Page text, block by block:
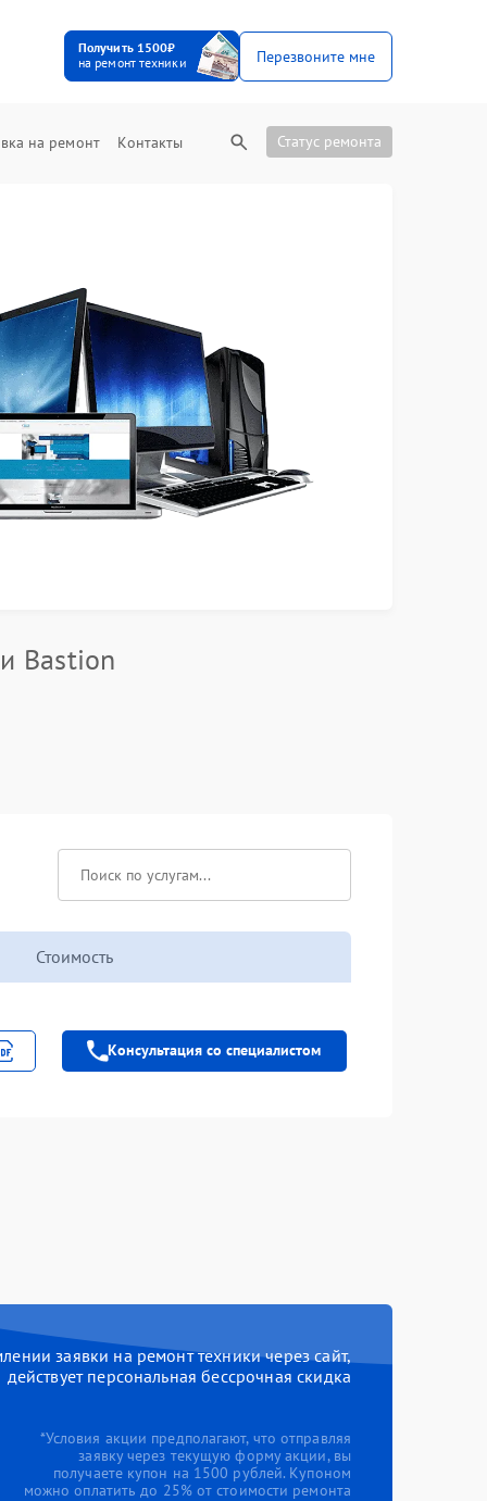
Получить 1500₽
на ремонт техники
Перезвоните мне
на ремонт Контакты Статус ремонта
Bastion
Стоимость
Консультация со специалистом
заявки на ремонт техники через сайт,
действует персональная бессрочная скидка
*Условия акции предполагают, что отправляя
заявку через текущую форму акции, вы
получаете купон на 1500 рублей. Купоном
можно оплатить до 25% от стоимости ремонта